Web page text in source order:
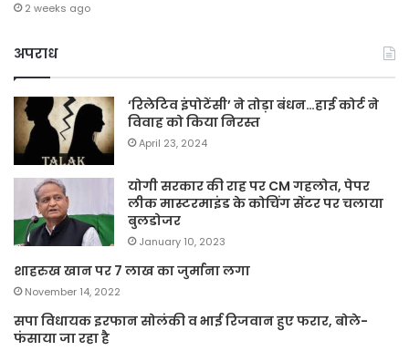
2 weeks ago
अपराध
‘रिलेटिव इंपोटेंसी’ ने तोड़ा बंधन…हाई कोर्ट ने
विवाह को किया निरस्त
April 23, 2024
योगी सरकार की राह पर CM गहलोत, पेपर
लीक मास्टरमाइंड के कोचिंग सेंटर पर चलाया
बुलडोजर
January 10, 2023
शाहरुख खान पर 7 लाख का जुर्माना लगा
November 14, 2022
सपा विधायक इरफान सोलंकी व भाई रिजवान हुए फरार, बोले-
फंसाया जा रहा है